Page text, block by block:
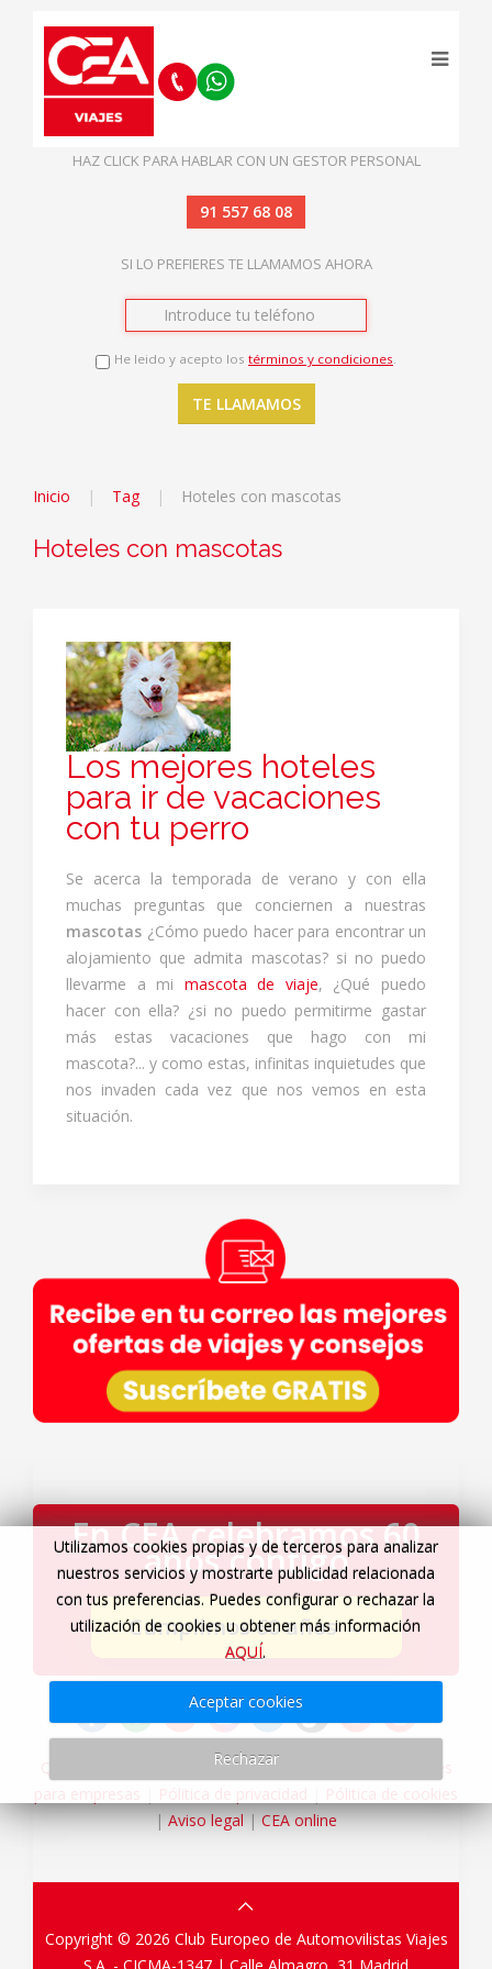
HAZ CLICK PARA HABLAR CON UN GESTOR PERSONAL
91 557 68 08
SI LO PREFIERES TE LLAMAMOS AHORA
He leido y acepto los términos y condiciones.
Inicio Tag Hoteles con mascotas
Hoteles con mascotas
Los mejores hoteles
para ir de vacaciones
con tu perro
Se acerca la temporada de verano y con ella
muchas preguntas que conciernen a nuestras
mascotas ¿Cómo puedo hacer para encontrar un
alojamiento que admita mascotas? si no puedo
llevarme a mi mascota de viaje, ¿Qué puedo
hacer con ella? ¿si no puedo permitirme gastar
más estas vacaciones que hago con mi
mascota?... y como estas, infinitas inquietudes que
nos invaden cada vez que nos vemos en esta
situación.
En CEA celebramos 60
años contigo
Cumplimos 60 años→
Quiénes somos Servicios Viajes CEA
Agencia de viajes
para empresas
Pólitica de privacidad
Pólitica de cookies
|Aviso legal|CEA online
Copyright © 2026 Club Europeo de Automovilistas Viajes
Utilizamos cookies propias y de terceros para analizar
nuestros servicios y mostrarte publicidad relacionada
con tus preferencias. Puedes configurar o rechazar la
utilización de cookies u obtener más información
AQUÍ.
Aceptar cookies
Rechazar